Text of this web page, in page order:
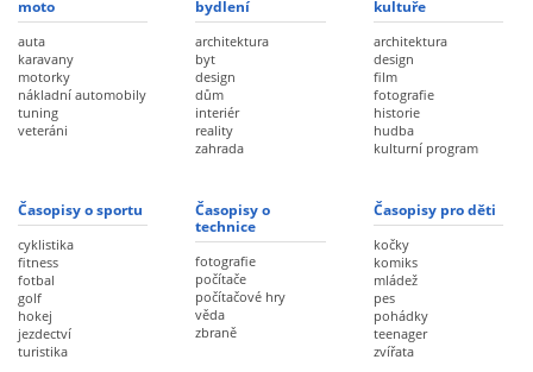
moto
auta
karavany
motorky
nákladní automobily
tuning
veteráni
bydlení
architektura
byt
design
dům
interiér
reality
zahrada
kultuře
architektura
design
film
fotografie
historie
hudba
kulturní program
Časopisy o sportu
cyklistika
fitness
fotbal
golf
hokej
jezdectví
turistika
Časopisy o
technice
fotografie
počítače
počítačové hry
věda
zbraně
Časopisy pro děti
kočky
komiks
mládež
pes
pohádky
teenager
zvířata